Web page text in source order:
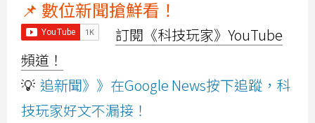
📌 數位新聞搶鮮看！
訂閱《科技玩家》YouTube
頻道！
💡 追新聞》》在Google News按下追蹤，科
技玩家好文不漏接！